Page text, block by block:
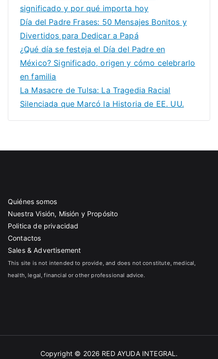
significado y por qué importa hoy
Día del Padre Frases: 50 Mensajes Bonitos y
Divertidos para Dedicar a Papá
¿Qué día se festeja el Día del Padre en
México? Significado, origen y cómo celebrarlo
en familia
La Masacre de Tulsa: La Tragedia Racial
Silenciada que Marcó la Historia de EE. UU.
Quiénes somos
Nuestra Visión, Misión y Propósito
Politica de privacidad
Contactos
Sales & Advertisement
This site is not intended to provide, and does not constitute, medical,
health, legal, financial or other professional advice.
Copyright © 2026 RED AYUDA INTEGRAL .